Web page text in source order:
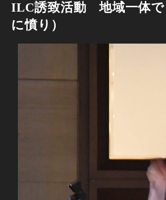
ILC誘致活動 地域一体で
に憤り）